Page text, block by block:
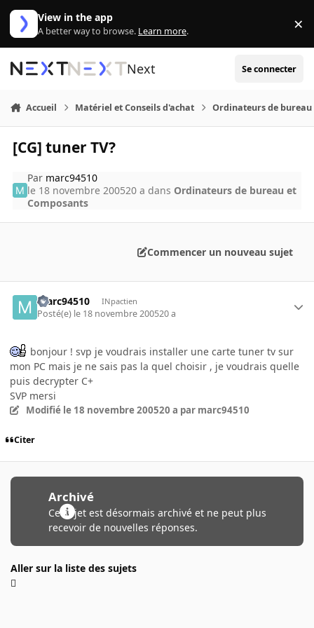
Aller au contenu
View in the app
A better way to browse. Learn more. ×
Next Se connecter
Accueil Matériel et Conseils d'achat Ordinateurs de bureau
[CG] tuner TV?
Par marc94510
le 18 novembre 200520 a dans Ordinateurs de bureau et
Composants
Commencer un nouveau sujet
marc94510 INpactien
Posté(e) le 18 novembre 200520 a
bonjour ! svp je voudrais installer une carte tuner tv sur
mon PC mais je ne sais pas la quel choisir , je voudrais quelle
puis decrypter C+
SVP mersi
Modifié le 18 novembre 200520 a par marc94510
Citer
Archivé
Ce sujet est désormais archivé et ne peut plus
recevoir de nouvelles réponses.
Aller sur la liste des sujets